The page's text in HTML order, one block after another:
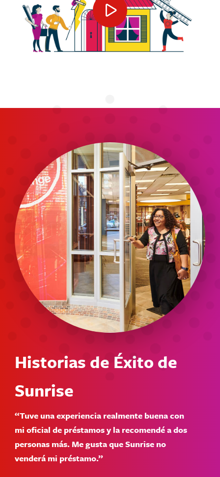
Historias de Éxito de
Sunrise
“Tuve una experiencia realmente buena con
mi oficial de préstamos y la recomendé a dos
personas más. Me gusta que Sunrise no
venderá mi préstamo.”